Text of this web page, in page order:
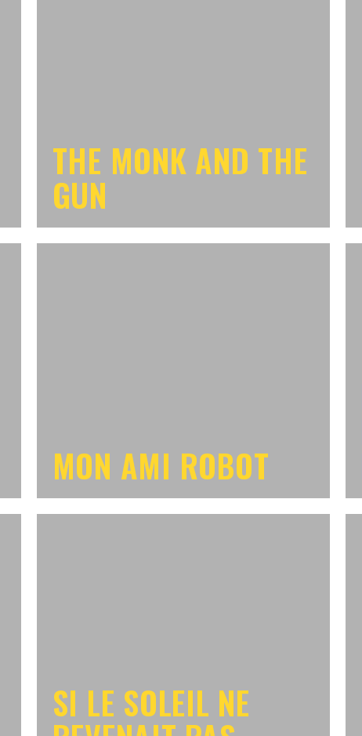
THE MONK AND THE
GUN
MON AMI ROBOT
SI LE SOLEIL NE